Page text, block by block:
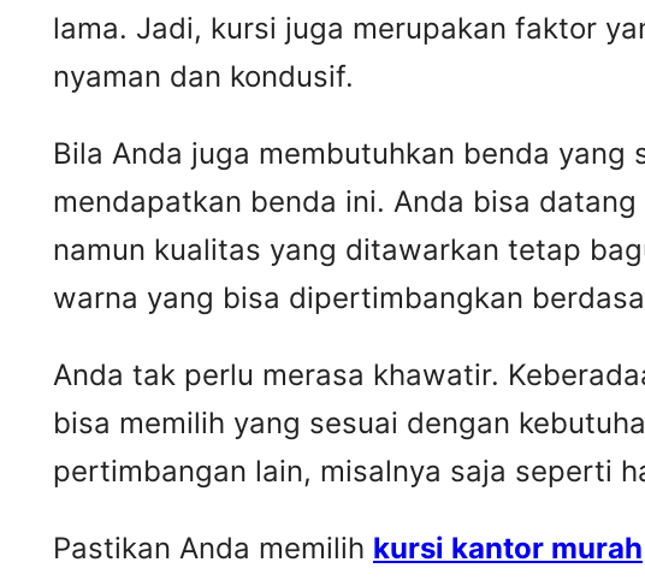
lama. Jadi, kursi juga merupakan faktor
nyaman dan kondusif.
Bila Anda juga membutuhkan benda
mendapatkan benda ini. Anda bisa
namun kualitas yang ditawarkan tetap
warna yang bisa dipertimbangkan
Anda tak perlu merasa khawatir.
bisa memilih yang sesuai dengan
pertimbangan lain, misalnya saja seperti
Pastikan Anda memilih kursi kantor murah